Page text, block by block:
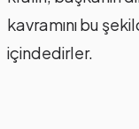
kavramını bu
içindedirler.